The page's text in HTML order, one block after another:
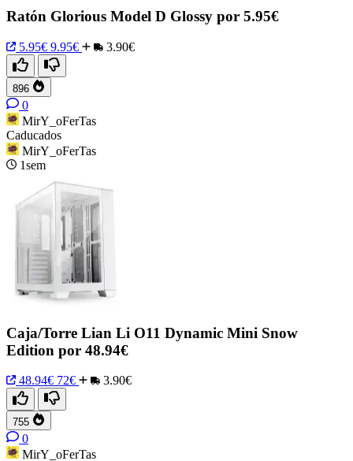
Ratón Glorious Model D Glossy por 5.95€
5.95€ 9.95€ 3.90€
896
0
MirY_oFerTas
Caducados
MirY_oFerTas
1sem
Caja/Torre Lian Li O11 Dynamic Mini Snow
Edition por 48.94€
48.94€ 72€ 3.90€
755
0
MirY_oFerTas